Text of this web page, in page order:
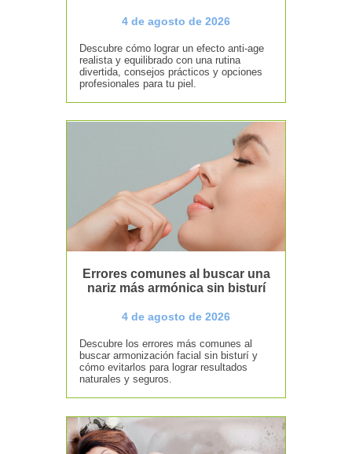
4 de agosto de 2026
Descubre cómo lograr un efecto anti-age
realista y equilibrado con una rutina
divertida, consejos prácticos y opciones
profesionales para tu piel.
Errores comunes al buscar una
nariz más armónica sin bisturí
4 de agosto de 2026
Descubre los errores más comunes al
buscar armonización facial sin bisturí y
cómo evitarlos para lograr resultados
naturales y seguros.